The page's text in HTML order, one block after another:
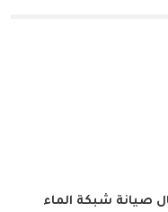
صيانة شبكة الماء